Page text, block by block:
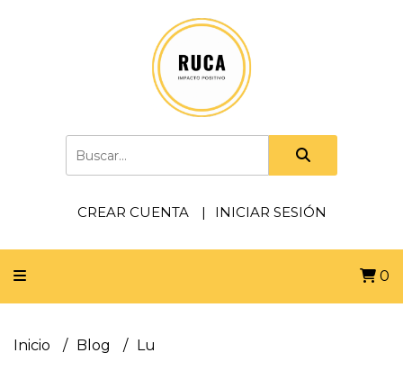
CREAR CUENTA INICIAR SESIÓN
0
Inicio Blog Lu